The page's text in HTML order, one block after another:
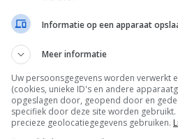
trial for their war crimes.
pic.twitter.com/jI1Yf7j9pl
May 13, 2024
het zal duren om de
Informatie op een apparaat
Meer informatie
Uw persoonsgegevens worden verwerkt
(cookies, unieke ID's en andere
opgeslagen door, geopend door en
specifiek door deze site worden
precieze geolocatiegegevens gebruiken.